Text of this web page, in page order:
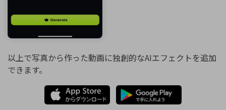
以上で写真から作った動画に独創的なAIエフェクトを追加
できます。